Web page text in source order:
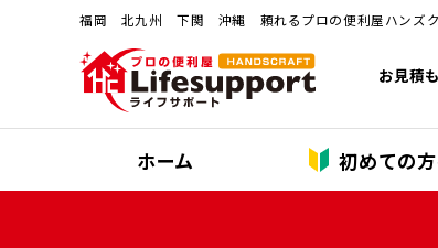
福岡 北九州 下関 沖縄 頼れるプロの便利屋ハンズクラ
お見積
ホーム 初めての